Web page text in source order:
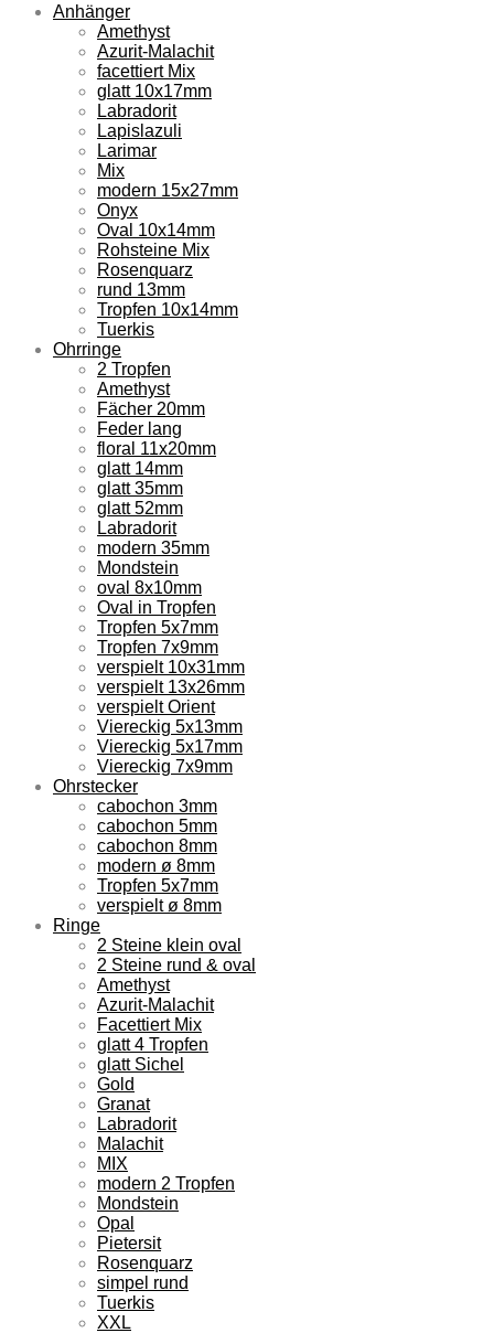
Anhänger
Amethyst
Azurit-Malachit
facettiert Mix
glatt 10x17mm
Labradorit
Lapislazuli
Larimar
Mix
modern 15x27mm
Onyx
Oval 10x14mm
Rohsteine Mix
Rosenquarz
rund 13mm
Tropfen 10x14mm
Tuerkis
Ohrringe
2 Tropfen
Amethyst
Fächer 20mm
Feder lang
floral 11x20mm
glatt 14mm
glatt 35mm
glatt 52mm
Labradorit
modern 35mm
Mondstein
oval 8x10mm
Oval in Tropfen
Tropfen 5x7mm
Tropfen 7x9mm
verspielt 10x31mm
verspielt 13x26mm
verspielt Orient
Viereckig 5x13mm
Viereckig 5x17mm
Viereckig 7x9mm
Ohrstecker
cabochon 3mm
cabochon 5mm
cabochon 8mm
modern ø 8mm
Tropfen 5x7mm
verspielt ø 8mm
Ringe
2 Steine klein oval
2 Steine rund & oval
Amethyst
Azurit-Malachit
Facettiert Mix
glatt 4 Tropfen
glatt Sichel
Gold
Granat
Labradorit
Malachit
MIX
modern 2 Tropfen
Mondstein
Opal
Pietersit
Rosenquarz
simpel rund
Tuerkis
XXL